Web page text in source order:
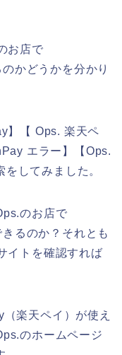
お店で
かどうかを分かり
】【 Ops. 楽天ペ
エラー】【Ops.
してみました。
のお店で
るのか？それとも
イトを確認すれば
楽天ペイ）が使え
のホームページ